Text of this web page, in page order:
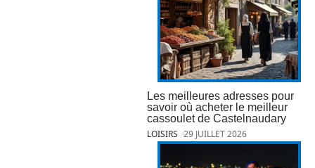
Les meilleures adresses pour
savoir où acheter le meilleur
cassoulet de Castelnaudary
LOISIRS 29 JUILLET 2026